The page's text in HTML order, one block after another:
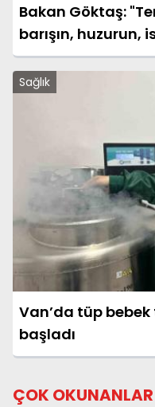
Bakan Göktaş:
barışın, huzurun,
güçlendiği bir
Sağlık
Van’da tüp
başladı
ÇOK OKUNANLAR